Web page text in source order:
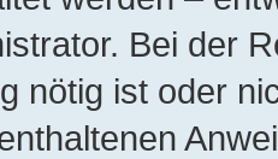
Bei der
nötig ist oder